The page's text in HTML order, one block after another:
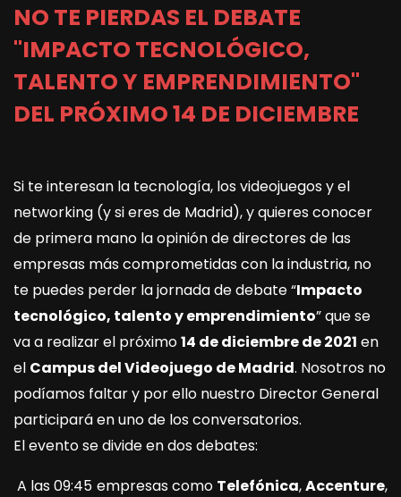
NO TE PIERDAS EL DEBATE
"IMPACTO TECNOLÓGICO,
TALENTO Y EMPRENDIMIENTO"
DEL PRÓXIMO 14 DE DICIEMBRE
Si te interesan la tecnología, los videojuegos y el
networking (y si eres de Madrid), y quieres conocer
de primera mano la opinión de directores de las
empresas más comprometidas con la industria, no
te puedes perder la jornada de debate “Impacto
tecnológico, talento y emprendimiento” que se
va a realizar el próximo14 de diciembre de 2021 en
el Campus del Videojuego de Madrid. Nosotros no
podíamos faltar y por ello nuestro Director General
participará en uno de los conversatorios.
El evento se divide en dos debates:
A las 09:45 empresas como Telefónica,Accenture,